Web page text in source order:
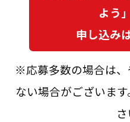
よう
申し込み
※応募多数の場合は
ない場合がございま
さ